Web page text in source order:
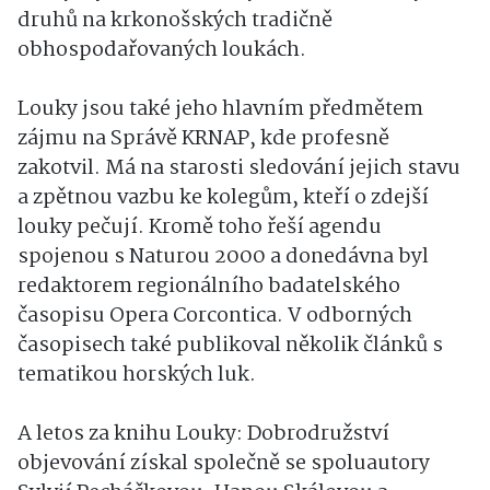
druhů na krkonošských tradičně
obhospodařovaných loukách.
Louky jsou také jeho hlavním předmětem
zájmu na Správě KRNAP, kde profesně
zakotvil. Má na starosti sledování jejich stavu
a zpětnou vazbu ke kolegům, kteří o zdejší
louky pečují. Kromě toho řeší agendu
spojenou s Naturou 2000 a donedávna byl
redaktorem regionálního badatelského
časopisu Opera Corcontica. V odborných
časopisech také publikoval několik článků s
tematikou horských luk.
A letos za knihu Louky: Dobrodružství
objevování získal společně se spoluautory